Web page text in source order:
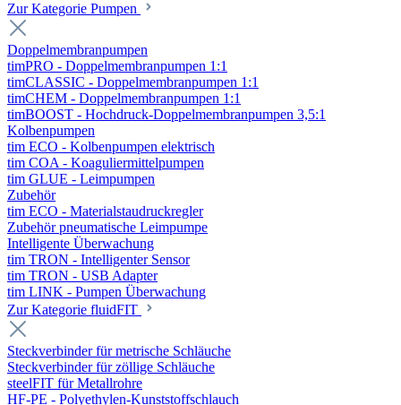
Zur Kategorie Pumpen
Doppelmembranpumpen
timPRO - Doppelmembranpumpen 1:1
timCLASSIC - Doppelmembranpumpen 1:1
timCHEM - Doppelmembranpumpen 1:1
timBOOST - Hochdruck-Doppelmembranpumpen 3,5:1
Kolbenpumpen
tim ECO - Kolbenpumpen elektrisch
tim COA - Koaguliermittelpumpen
tim GLUE - Leimpumpen
Zubehör
tim ECO - Materialstaudruckregler
Zubehör pneumatische Leimpumpe
Intelligente Überwachung
tim TRON - Intelligenter Sensor
tim TRON - USB Adapter
tim LINK - Pumpen Überwachung
Zur Kategorie fluidFIT
Steckverbinder für metrische Schläuche
Steckverbinder für zöllige Schläuche
steelFIT für Metallrohre
HF-PE - Polyethylen-Kunststoffschlauch